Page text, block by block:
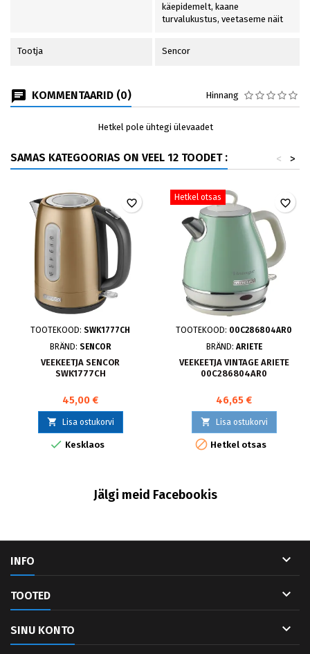
käepidemelt, kaane
turvalukustus, veetaseme näit
Tootja Sencor
KOMMENTAARID (0) Hinnang
Hetkel pole ühtegi ülevaadet
SAMAS KATEGOORIAS ON VEEL 12 TOODET : >
<
TOOTEKOOD: SWK1777CH
BRÄND: SENCOR
VEEKEETJA SENCOR
SWK1777CH
45,00 €
 Lisa ostukorvi
 Kesklaos
favorite_border Hetkel otsas
TOOTEKOOD: 00C286804AR0
BRÄND: ARIETE
VEEKEETJA VINTAGE ARIETE
00C286804AR0
46,65 €
 Lisa ostukorvi
 Hetkel otsas
favorite_border
Jälgi meid Facebookis
INFO 
TOOTED 
SINU KONTO 